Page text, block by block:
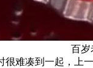
百岁
难凑到一起，上